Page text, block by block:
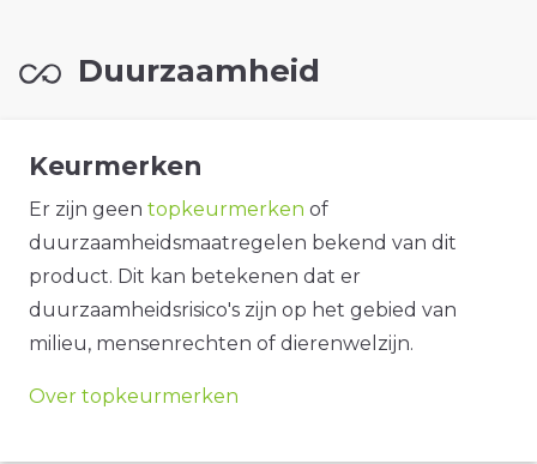
Duurzaamheid
Keurmerken
Er zijn geen topkeurmerken of
duurzaamheidsmaatregelen bekend van dit
product. Dit kan betekenen dat er
duurzaamheidsrisico's zijn op het gebied van
milieu, mensenrechten of dierenwelzijn.
Over topkeurmerken